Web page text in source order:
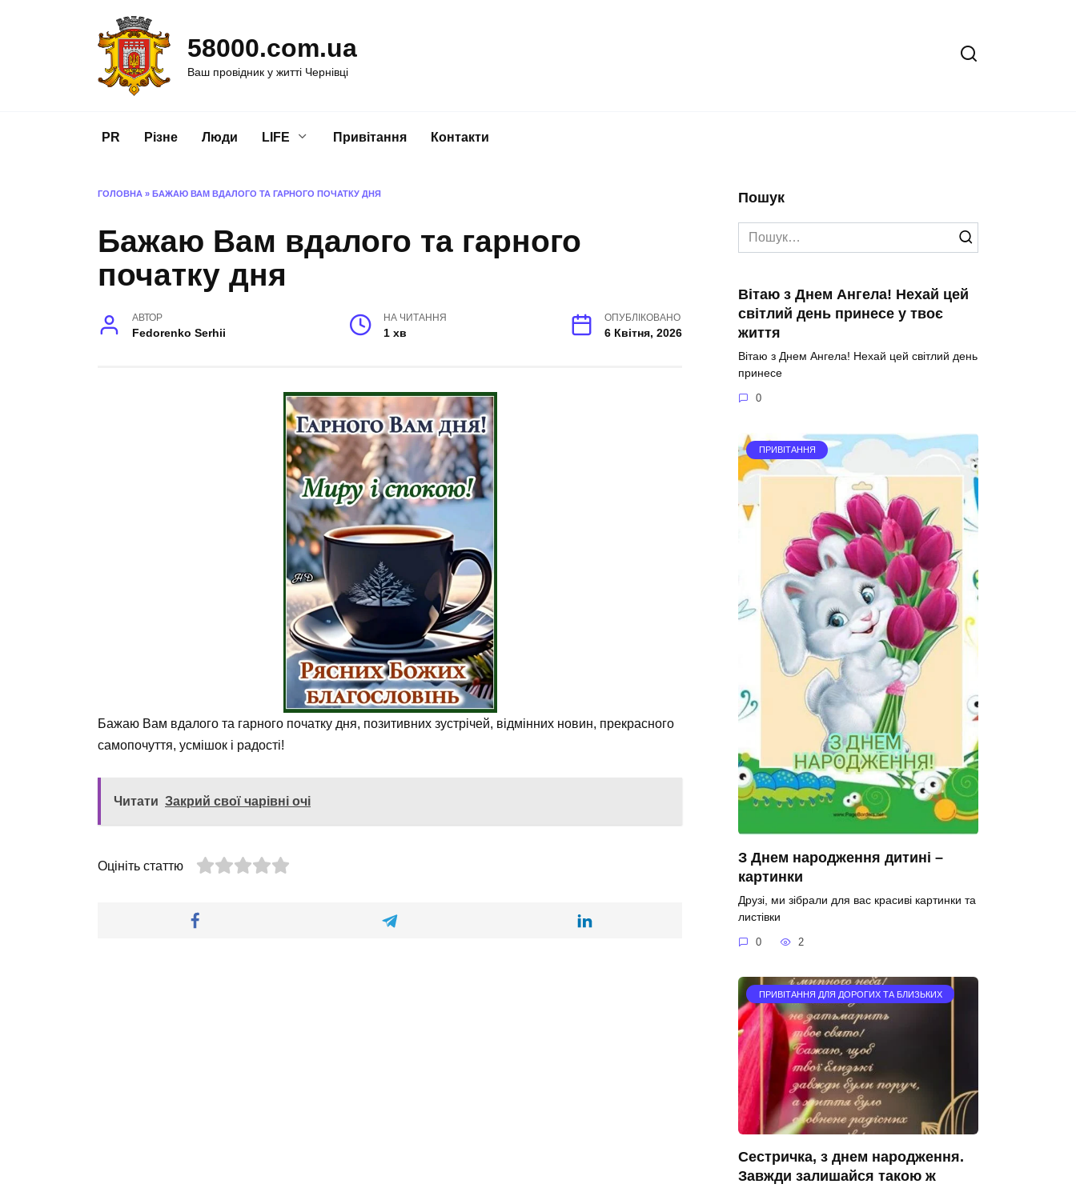
58000.com.ua
Ваш провідник у житті Чернівці
PR Різне Люди LIFE Привітання Контакти
ГОЛОВНА » БАЖАЮ ВАМ ВДАЛОГО ТА ГАРНОГО ПОЧАТКУ ДНЯ
Бажаю Вам вдалого та гарного
початку дня
АВТОР
Fedorenko Serhii
НА ЧИТАННЯ
1 хв
ОПУБЛІКОВАНО
6 Квітня, 2026
Бажаю Вам вдалого та гарного початку дня, позитивних зустрічей, відмінних новин, прекрасного
самопочуття, усмішок і радості!
Читати Закрий свої чарівні очі
Оцініть статтю
Пошук
Search
for:
Вітаю з Днем Ангела! Нехай цей
світлий день принесе у твоє
життя
Вітаю з Днем Ангела! Нехай цей світлий день
принесе
0
ПРИВІТАННЯ
З Днем народження дитині –
картинки
Друзі, ми зібрали для вас красиві картинки та
листівки
0 2
ПРИВІТАННЯ ДЛЯ ДОРОГИХ ТА БЛИЗЬКИХ
Сестричка, з днем народження.
Завжди залишайся такою ж